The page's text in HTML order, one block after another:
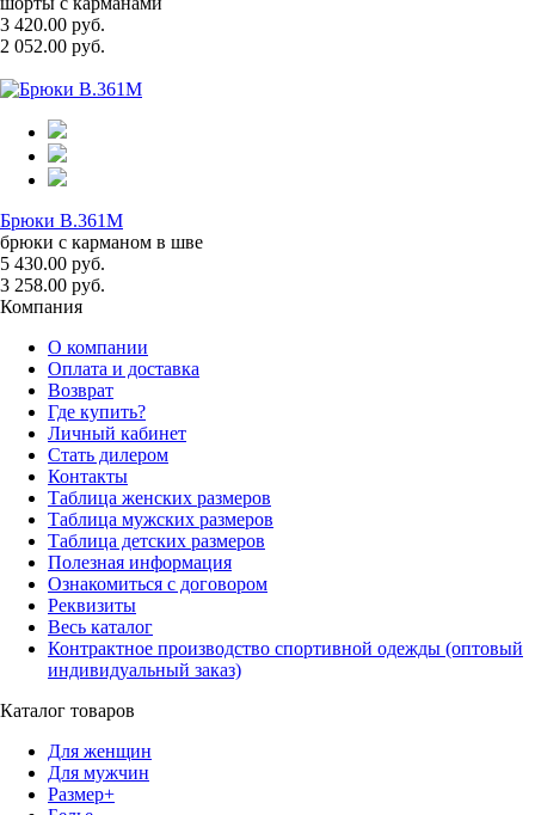
3 420.00 руб.
2 052.00 руб.
Брюки B.361M
брюки с карманом в шве
5 430.00 руб.
3 258.00 руб.
Компания
О компании
Оплата и доставка
Возврат
Где купить?
Личный кабинет
Стать дилером
Контакты
Таблица женских размеров
Таблица мужских размеров
Таблица детских размеров
Полезная информация
Ознакомиться с договором
Реквизиты
Весь каталог
Контрактное производство спортивной одежды (оптовый
индивидуальный заказ)
Каталог товаров
Для женщин
Для мужчин
Размер+